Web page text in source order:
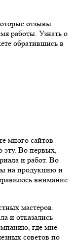
отзывы
работы. Узнать о
обратившись в
много сайтов
Во первых,
и работ. Во
на продукцию и
внимание
мастеров.
и отказались
где мне
советов по